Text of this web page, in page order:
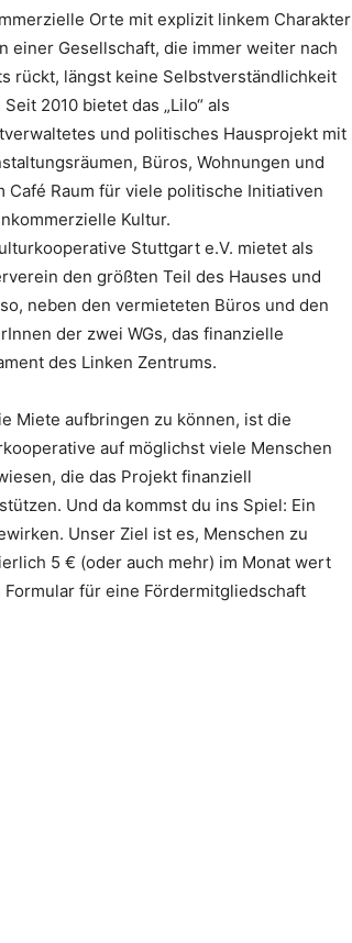
Orte mit explizit linkem Charakter
einer Gesellschaft, die immer weiter nach
rückt, längst keine Selbstverständlichkeit
Seit 2010 bietet das „Lilo“ als
und politisches Hausprojekt mit
Büros, Wohnungen und
Café Raum für viele politische Initiativen
Kultur.
Stuttgart e.V. mietet als
den größten Teil des Hauses und
neben den vermieteten Büros und den
der zwei WGs, das finanzielle
des Linken Zentrums.
Miete aufbringen zu können, ist die
auf möglichst viele Menschen
die das Projekt finanziell
Und da kommst du ins Spiel: Ein
Unser Ziel ist es, Menschen zu
5 € (oder auch mehr) im Monat wert
Formular für eine Fördermitgliedschaft